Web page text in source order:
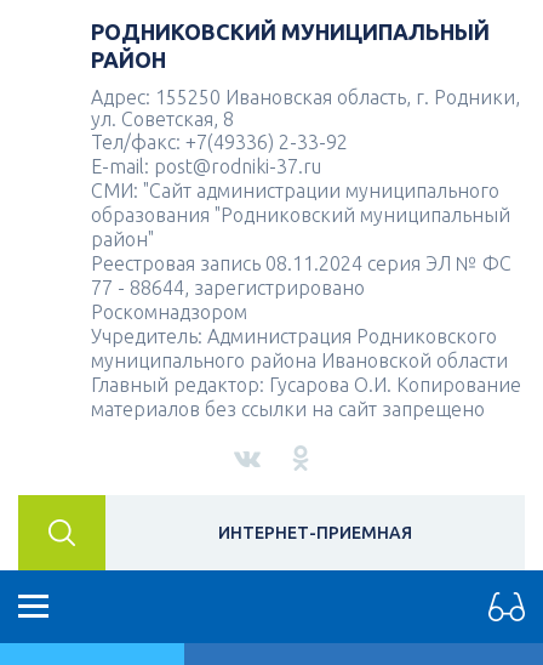
РОДНИКОВСКИЙ МУНИЦИПАЛЬНЫЙ
РАЙОН
Адрес: 155250 Ивановская область, г. Родники,
ул. Советская, 8
Тел/факс: +7(49336) 2-33-92
E-mail: post@rodniki-37.ru
СМИ: "Сайт администрации муниципального
образования "Родниковский муниципальный
район"
Реестровая запись 08.11.2024 серия ЭЛ № ФС
77 - 88644, зарегистрировано
Роскомнадзором
Учредитель: Администрация Родниковского
муниципального района Ивановской области
Главный редактор: Гусарова О.И. Копирование
материалов без ссылки на сайт запрещено
ИНТЕРНЕТ-ПРИЕМНАЯ